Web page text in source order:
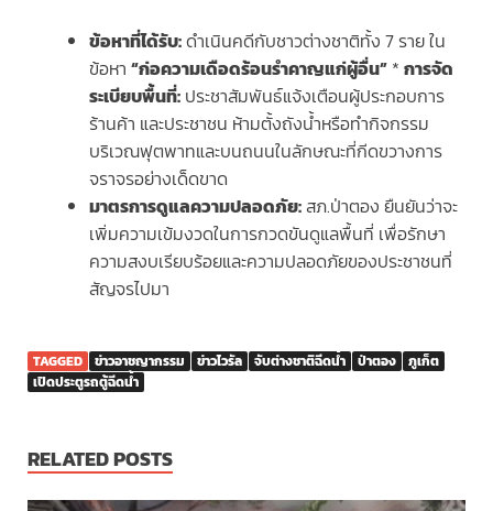
ข้อหาที่ได้รับ:ดำเนินคดีกับชาวต่างชาติทั้ง 7 ราย ใน
ข้อหา “ก่อความเดือดร้อนรำคาญแก่ผู้อื่น” * การจัด
ระเบียบพื้นที่: ประชาสัมพันธ์แจ้งเตือนผู้ประกอบการ
ร้านค้า และประชาชน ห้ามตั้งถังน้ำหรือทำกิจกรรม
บริเวณฟุตพาทและบนถนนในลักษณะที่กีดขวางการ
จราจรอย่างเด็ดขาด
มาตรการดูแลความปลอดภัย:สภ.ป่าตอง ยืนยันว่าจะ
เพิ่มความเข้มงวดในการกวดขันดูแลพื้นที่ เพื่อรักษา
ความสงบเรียบร้อยและความปลอดภัยของประชาชนที่
สัญจรไปมา
TAGGED ข่าวอาชญากรรม ข่าวไวรัล จับต่างชาติฉีดน้ำ ป่าตอง
ภูเก็ต
เปิดประตูรถตู้ฉีดน้ำ
RELATED POSTS